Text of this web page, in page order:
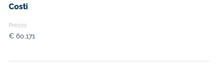
Costi
Prezzo
€ 60.171